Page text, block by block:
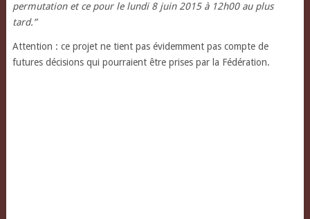
permutation et ce pour le lundi 8 juin 2015 à 12h00 au plus
tard.”
Attention : ce projet ne tient pas évidemment pas compte de
futures décisions qui pourraient être prises par la Fédération.